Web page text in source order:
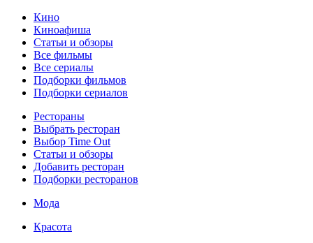
Кино
Киноафиша
Статьи и обзоры
Все фильмы
Все сериалы
Подборки фильмов
Подборки сериалов
Рестораны
Выбрать ресторан
Выбор Time Out
Статьи и обзоры
Добавить ресторан
Подборки ресторанов
Мода
Красота